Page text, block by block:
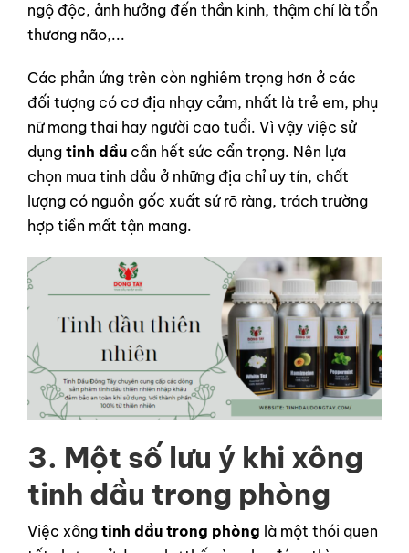
ngộ độc, ảnh hưởng đến thần kinh, thậm chí là tổn
thương não,...
Các phản ứng trên còn nghiêm trọng hơn ở các
đối tượng có cơ địa nhạy cảm, nhất là trẻ em, phụ
nữ mang thai hay người cao tuổi. Vì vậy việc sử
dụng tinh dầu cần hết sức cẩn trọng. Nên lựa
chọn mua tinh dầu ở những địa chỉ uy tín, chất
lượng có nguồn gốc xuất sứ rõ ràng, trách trường
hợp tiền mất tận mang.
3. Một số lưu ý khi xông
tinh dầu trong phòng
Việc xông tinh dầu trong phòng là một thói quen